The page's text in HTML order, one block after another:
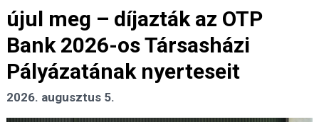
újul meg – díjazták az OTP
Bank 2026-os Társasházi
Pályázatának nyerteseit
2026. augusztus 5.